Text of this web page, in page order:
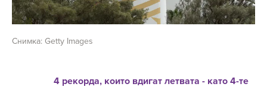
Снимка: Getty Images
4 рекорда, които вдигат летвата - като 4-те